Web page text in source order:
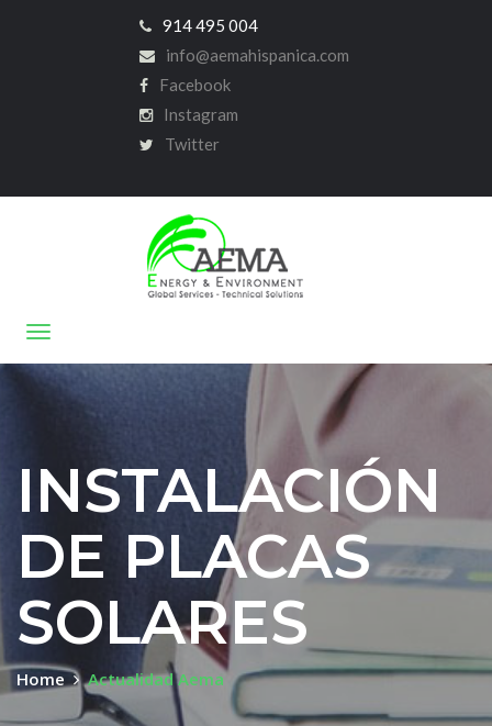
914 495 004
info@aemahispanica.com
Facebook
Instagram
Twitter
INSTALACIÓN
DE PLACAS
SOLARES
Home Actualidad Aema